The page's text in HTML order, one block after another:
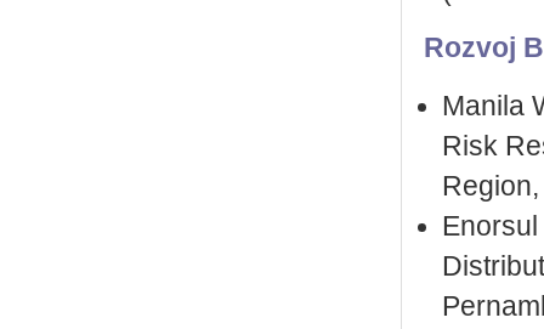
Rozvoj
Manila
Risk